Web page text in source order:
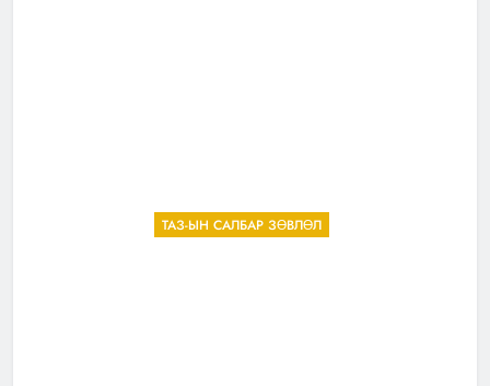
ТАЗ-ЫН САЛБАР ЗӨВЛӨЛ